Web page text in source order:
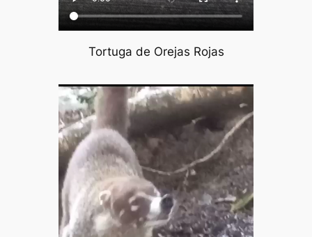
Tortuga de Orejas Rojas